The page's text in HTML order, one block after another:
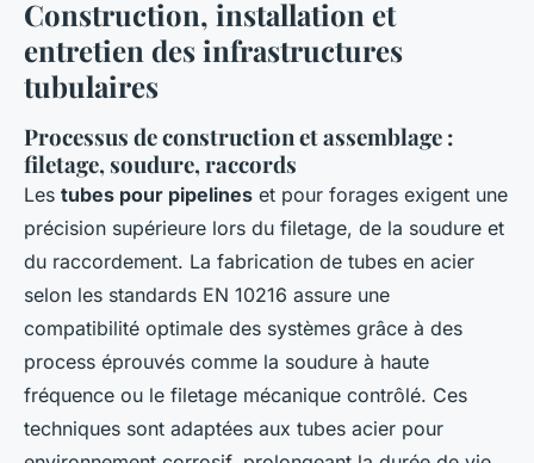
Construction, installation et
entretien des infrastructures
tubulaires
Processus de construction et assemblage :
filetage, soudure, raccords
Les tubes pour pipelines et pour forages exigent une
précision supérieure lors du filetage, de la soudure et
du raccordement. La fabrication de tubes en acier
selon les standards EN 10216 assure une
compatibilité optimale des systèmes grâce à des
process éprouvés comme la soudure à haute
fréquence ou le filetage mécanique contrôlé. Ces
techniques sont adaptées aux tubes acier pour